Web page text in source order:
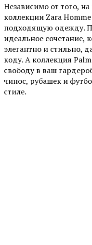
Независимо от того,
коллекции Zara
подходящую одежду.
идеальное сочетание,
элегантно и стильно,
коду. А коллекция
свободу в ваш
чинос, рубашек и
стиле.